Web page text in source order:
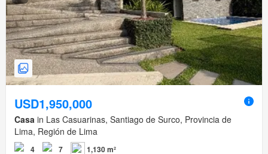
USD1,950,000
Casa in Las Casuarinas, Santiago de Surco, Provincia de
Lima, Región de Lima
4 7 1,130 m²